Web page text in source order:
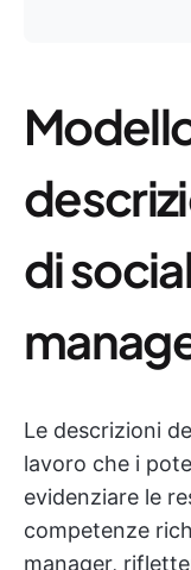
di
Le descrizioni
lavoro che i
evidenziare le
competenze
manager,